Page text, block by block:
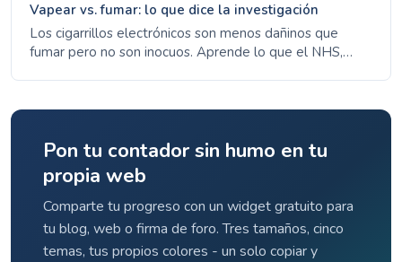
Vapear vs. fumar: lo que dice la investigación
Los cigarrillos electrónicos son menos dañinos que
fumar pero no son inocuos. Aprende lo que el NHS,
Pon tu contador sin humo en tu
propia web
Comparte tu progreso con un widget gratuito para
tu blog, web o firma de foro. Tres tamaños, cinco
temas, tus propios colores - un solo copiar y